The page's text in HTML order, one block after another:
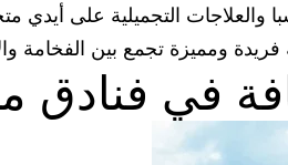
التجميلية على أيدي
ومميزة تجمع بين الفخامة
في